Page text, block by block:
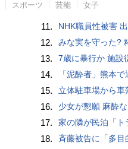
スポーツ 芸能 女子
11. NHK職員性被害
12. みな実を守った?
13. 7歳に暴行か 施設
14. 「泥酔者」熊本
15. 立体駐車場から車
16. 少女が懇願 麻酔
17. 家の隣が民泊「ト
18. 斉藤被告に「多目